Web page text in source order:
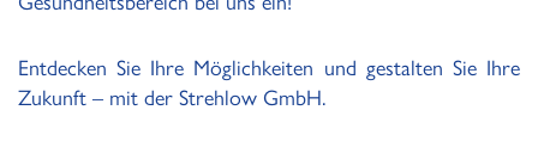
Entdecken Sie Ihre Möglichkeiten und gestalten Sie Ihre
Zukunft – mit der Strehlow GmbH.